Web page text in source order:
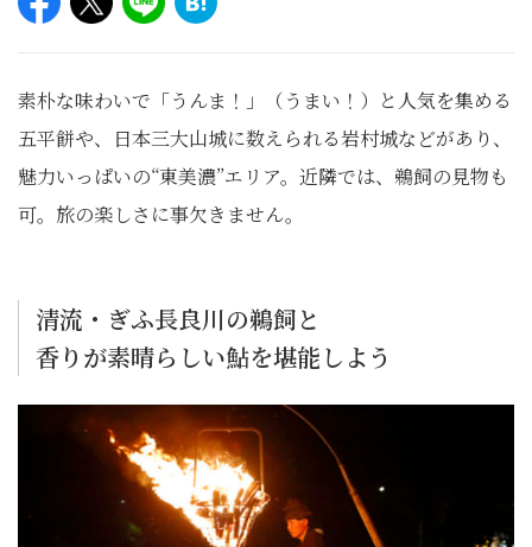
素朴な味わいで「うんま！」（うまい！）と人気を集める
五平餅や、日本三大山城に数えられる岩村城などがあり、
魅力いっぱいの“東美濃”エリア。近隣では、鵜飼の見物も
可。旅の楽しさに事欠きません。
清流・ぎふ長良川の鵜飼と
香りが素晴らしい鮎を堪能しよう